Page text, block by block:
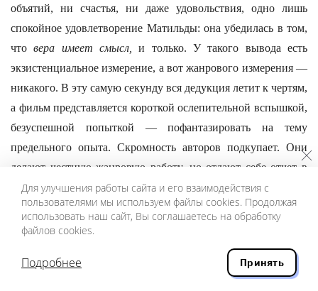
объятий, ни счастья, ни даже удовольствия, одно лишь
спокойное удовлетворение Матильды: она убедилась в том,
чтовера имеет смысл,
и только. У такого вывода есть
экзистенциальное измерение, а вот жанрового измерения —
никакого. В эту самую секунду вся дедукция летит к чертям,
а фильм представляется короткой ослепительной вспышкой,
безуспешной попыткой — пофантазировать на тему
предельного опыта. Скромность авторов подкупает. Они
делают честную жанровую работу, но отдают себе отчет в
том, что без помощи адекватного зрителя эта работа навряд
ли имеет смысл.
Второй важный момент — это имя. Конечно, название
“Долгая помолвка” — во всех отношениях отвратительный
вариант, лживый. У меня нет под рукой оригинального
Для улучшения работы сайта и его взаимодействия с
пользователями мы используем файлы cookies. Продолжая
использовать наш сайт, Вы соглашаетесь на обработку
файлов cookies.
Подробнее Принять